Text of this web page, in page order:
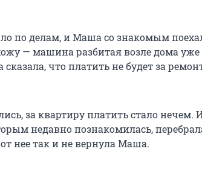
по делам, и Маша со знакомым
— машина разбитая возле дома уже
что платить не будет за
за квартиру платить стало нечем.
недавно познакомилась,
нее так и не вернула Маша.